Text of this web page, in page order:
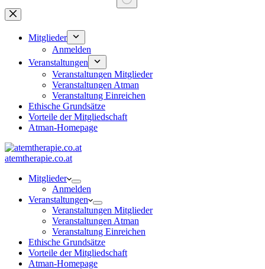
Keine
Ergebnisse
Mitglieder
Anmelden
Veranstaltungen
Veranstaltungen Mitglieder
Veranstaltungen Atman
Veranstaltung Einreichen
Ethische Grundsätze
Vorteile der Mitgliedschaft
Atman-Homepage
atemtherapie.co.at
Mitglieder
Anmelden
Veranstaltungen
Veranstaltungen Mitglieder
Veranstaltungen Atman
Veranstaltung Einreichen
Ethische Grundsätze
Vorteile der Mitgliedschaft
Atman-Homepage